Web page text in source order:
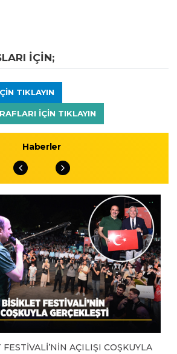
IÇIN;
TIKLAYIN
IÇIN TIKLAYIN
Haberler
AÇILIŞI COŞKUYLA